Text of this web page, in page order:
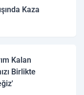
Kaza
Kalan
Birlikte